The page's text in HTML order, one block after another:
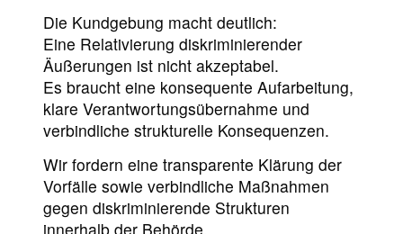
Die Kundgebung macht deutlich:
Eine Relativierung diskriminierender
Äußerungen ist nicht akzeptabel.
Es braucht eine konsequente Aufarbeitung,
klare Verantwortungsübernahme und
verbindliche strukturelle Konsequenzen.
Wir fordern eine transparente Klärung der
Vorfälle sowie verbindliche Maßnahmen
gegen diskriminierende Strukturen
innerhalb der Behörde.